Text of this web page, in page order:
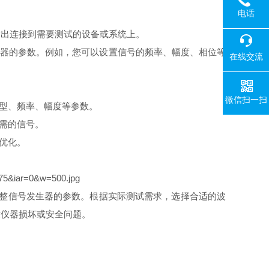
连接到需要测试的设备或系统上。
的参数。例如，您可以设置信号的频率、幅度、相位等
、频率、幅度等参数。
的信号。
化。
信号发生器的参数。根据实际测试需求，选择合适的波
器损坏或安全问题。
电话
在线交流
微信扫一扫